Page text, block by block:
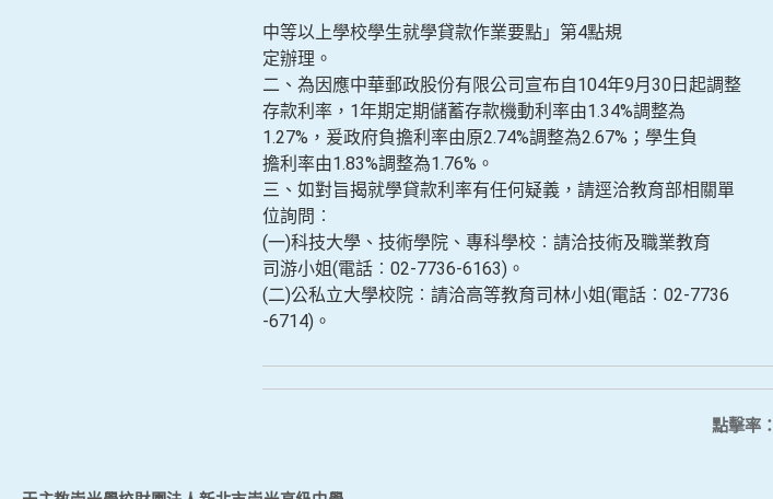
中等以上學校學生就學貸款作業要點」第4點規
定辦理。
二、為因應中華郵政股份有限公司宣布自104年9月30日起調整
存款利率，1年期定期儲蓄存款機動利率由1.34%調整為
1.27%，爰政府負擔利率由原2.74%調整為2.67%；學生負
擔利率由1.83%調整為1.76%。
三、如對旨揭就學貸款利率有任何疑義，請逕洽教育部相關單
位詢問︰
(一)科技大學、技術學院、專科學校︰請洽技術及職業教育
司游小姐(電話︰02-7736-6163)。
(二)公私立大學校院︰請洽高等教育司林小姐(電話︰02-7736
-6714)。
點擊率：